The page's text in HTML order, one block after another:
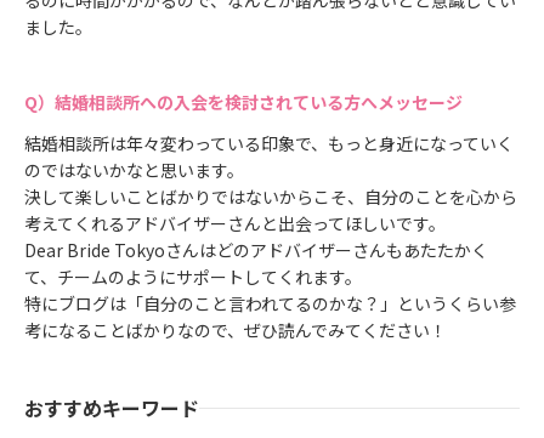
ました。
結婚相談所への入会を検討されている方へメッセージ
結婚相談所は年々変わっている印象で、もっと身近になっていく
のではないかなと思います。
決して楽しいことばかりではないからこそ、自分のことを心から
考えてくれるアドバイザーさんと出会ってほしいです。
Dear Bride Tokyoさんはどのアドバイザーさんもあたたかく
て、チームのようにサポートしてくれます。
特にブログは「自分のこと言われてるのかな？」というくらい参
考になることばかりなので、ぜひ読んでみてください！
おすすめキーワード